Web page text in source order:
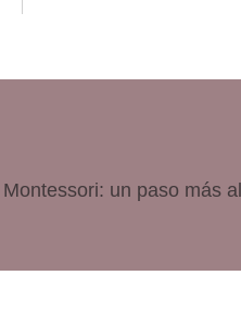
un paso más